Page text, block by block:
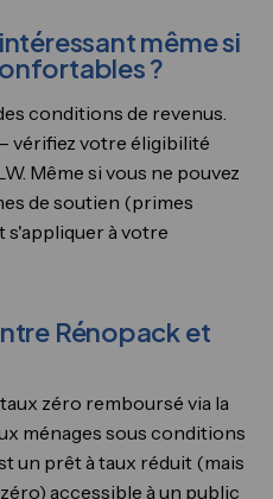
même si
?
conditions de revenus.
vérifiez votre éligibilité
Même si vous ne pouvez
de soutien (primes
s'appliquer à votre
Rénopack et
zéro remboursé via la
ménages sous conditions
un prêt à taux réduit (mais
accessible à un public